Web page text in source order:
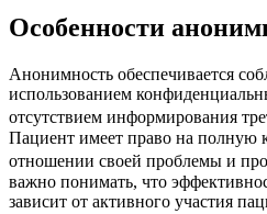
Особенности
Анонимность обеспечивается
использованием
отсутствием информирования
Пациент имеет право на полную
отношении своей проблемы и
важно понимать, что
зависит от активного участия